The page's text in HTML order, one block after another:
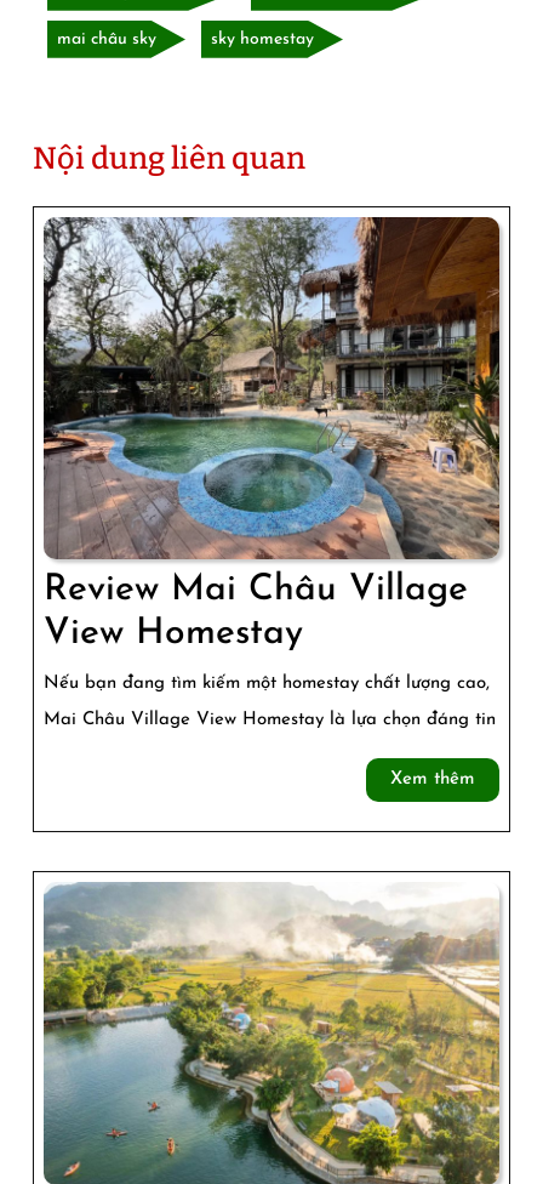
mai châu sky sky homestay
Nội dung liên quan
Review Mai Châu Village
View HomestayReview
Mai
Châu
Village
View
Nếu bạn đang tìm kiếm một homestay chất lượng cao,
Mai Châu Village View Homestay là lựa chọn đáng tin
Xem thêm
thêm